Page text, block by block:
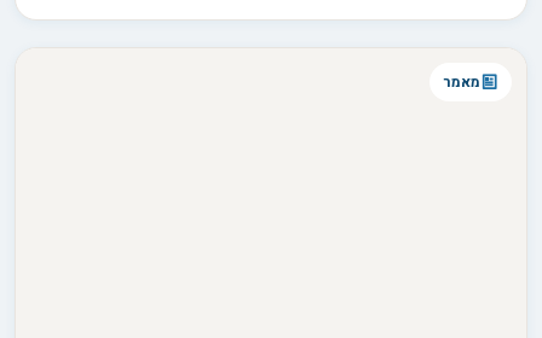
מאמר